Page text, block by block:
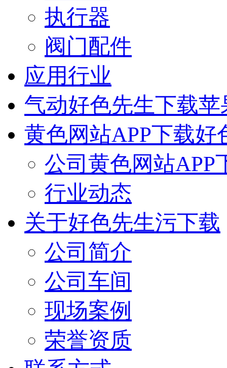
执行器
阀门配件
应用行业
气动好色先生下载
黄色网站APP下载好
公司黄色网站APP
行业动态
关于好色先生污下载
公司简介
公司车间
现场案例
荣誉资质